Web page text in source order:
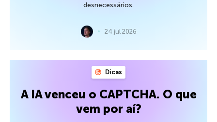
desnecessários.
24 jul 2026
Dicas
A IA venceu o CAPTCHA. O que
vem por aí?